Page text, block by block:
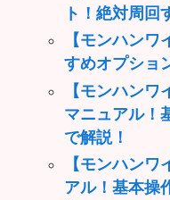
ト！絶対周回
【モンハン
すめオプショ
【モンハン
マニュアル！
で解説！
【モンハン
アル！基本操